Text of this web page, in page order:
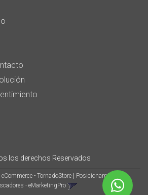
los derechos Reservados
eCommerce - TornadoStore
Posicionamiento en
- eMarketingPro